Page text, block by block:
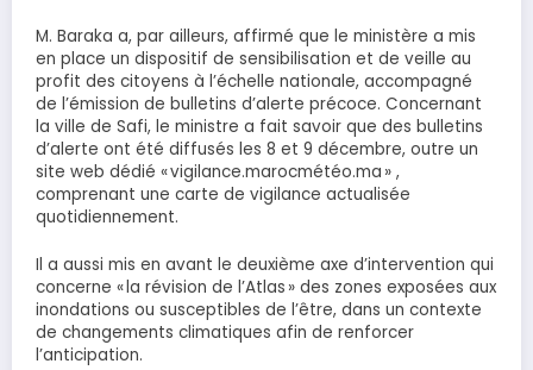
M. Baraka a, par ailleurs, affirmé que le ministère a mis
en place un dispositif de sensibilisation et de veille au
profit des citoyens à l’échelle nationale, accompagné
de l’émission de bulletins d’alerte précoce. Concernant
la ville de Safi, le ministre a fait savoir que des bulletins
d’alerte ont été diffusés les 8 et 9 décembre, outre un
site web dédié « vigilance.marocmétéo.ma » ,
comprenant une carte de vigilance actualisée
quotidiennement.
Il a aussi mis en avant le deuxième axe d’intervention qui
concerne « la révision de l’Atlas » des zones exposées aux
inondations ou susceptibles de l’être, dans un contexte
de changements climatiques afin de renforcer
l’anticipation.